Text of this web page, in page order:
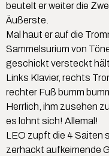
beutelt er weiter die
Äußerste.
Mal haut er auf die
Sammelsurium von
geschickt versteckt
Links Klavier, rechts
rechter Fuß bumm
Herrlich, ihm zusehen
es lohnt sich! Allemal!
LEO zupft die 4 Saiten
zerhackt aufkeimende